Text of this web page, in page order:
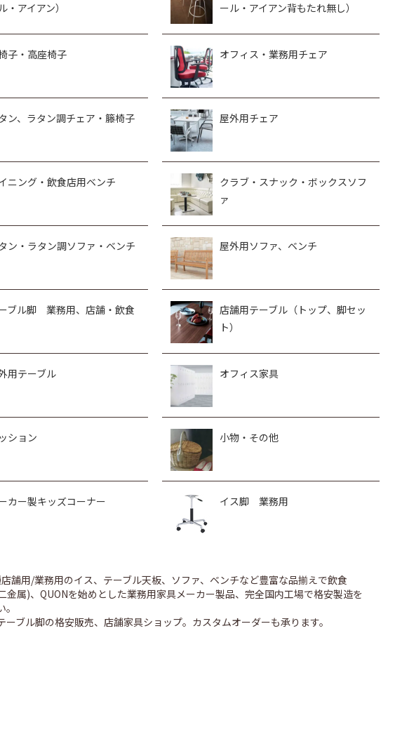
・アイアン）
ール・アイアン背もたれ無し）
子・高座椅子 オフィス・業務用チェア
ン、ラタン調チェア・籐椅子 屋外用チェア
ニング・飲食店用ベンチ
クラブ・スナック・ボックスソフ
ァ
ン・ラタン調ソファ・ベンチ 屋外用ソファ、ベンチ
ブル脚 業務用、店舗・飲食
店舗用テーブル（トップ、脚セッ
ト）
用テーブル オフィス家具
ション 小物・その他
カー製キッズコーナー イス脚 業務用
用/業務用のイス、テーブル天板、ソファ、ベンチなど豊富な品揃えで飲食
属)、QUONを始めとした業務用家具メーカー製品、完全国内工場で格安製造を
ブル脚の格安販売、店舗家具ショップ。カスタムオーダーも承ります。